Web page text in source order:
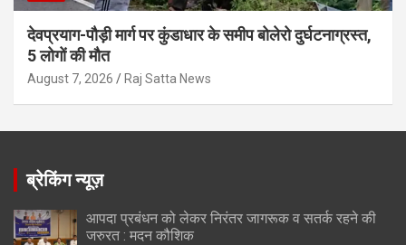
देवप्रयाग-पौड़ी मार्ग पर कुंडाधार के समीप बोलेरो दुर्घटनाग्रस्त,
5 लोगों की मौत
August 7, 2026 Raj Satta News
ब्रेकिंग न्यूज़
आपदा प्रबंधन को लेकर निरंतर जागरूक व सतर्क रहने की
जरुरत : मदन कौशिक